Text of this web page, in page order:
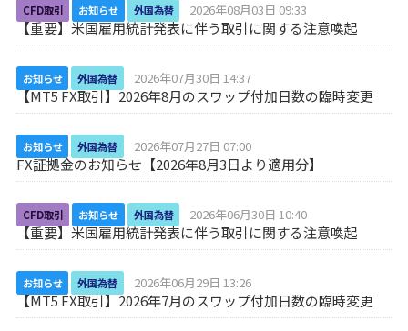
CFD取引 お知らせ 外国為替 2026年08月03日 09:33
【重要】米国雇用統計発表に伴う取引に関する注意喚起
お知らせ 外国為替 2026年07月30日 14:37
【MT5 FX取引】2026年8月のスワップ付加日数の臨時変更
お知らせ 外国為替 2026年07月27日 07:00
FX証拠金のお知らせ【2026年8月3日より適用分】
CFD取引 お知らせ 外国為替 2026年06月30日 10:40
【重要】米国雇用統計発表に伴う取引に関する注意喚起
お知らせ 外国為替 2026年06月29日 13:26
【MT5 FX取引】2026年7月のスワップ付加日数の臨時変更